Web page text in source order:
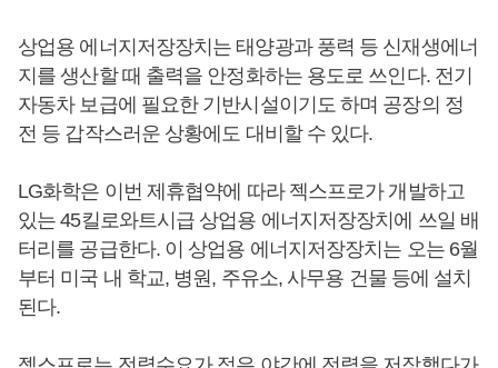
상업용 에너지저장장치는 태양광과 풍력 등 신재생에너
지를 생산할 때 출력을 안정화하는 용도로 쓰인다. 전기
자동차 보급에 필요한 기반시설이기도 하며 공장의 정
전 등 갑작스러운 상황에도 대비할 수 있다.
LG화학은 이번 제휴협약에 따라 젝스프로가 개발하고
있는 45킬로와트시급 상업용 에너지저장장치에 쓰일 배
터리를 공급한다. 이 상업용 에너지저장장치는 오는 6월
부터 미국 내 학교, 병원, 주유소, 사무용 건물 등에 설치
된다.